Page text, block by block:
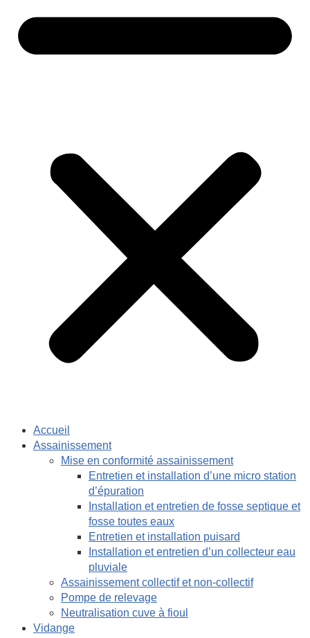
Accueil
Assainissement
Mise en conformité assainissement
Entretien et installation d’une micro station
d’épuration
Installation et entretien de fosse septique et
fosse toutes eaux
Entretien et installation puisard
Installation et entretien d’un collecteur eau
pluviale
Assainissement collectif et non-collectif
Pompe de relevage
Neutralisation cuve à fioul
Vidange